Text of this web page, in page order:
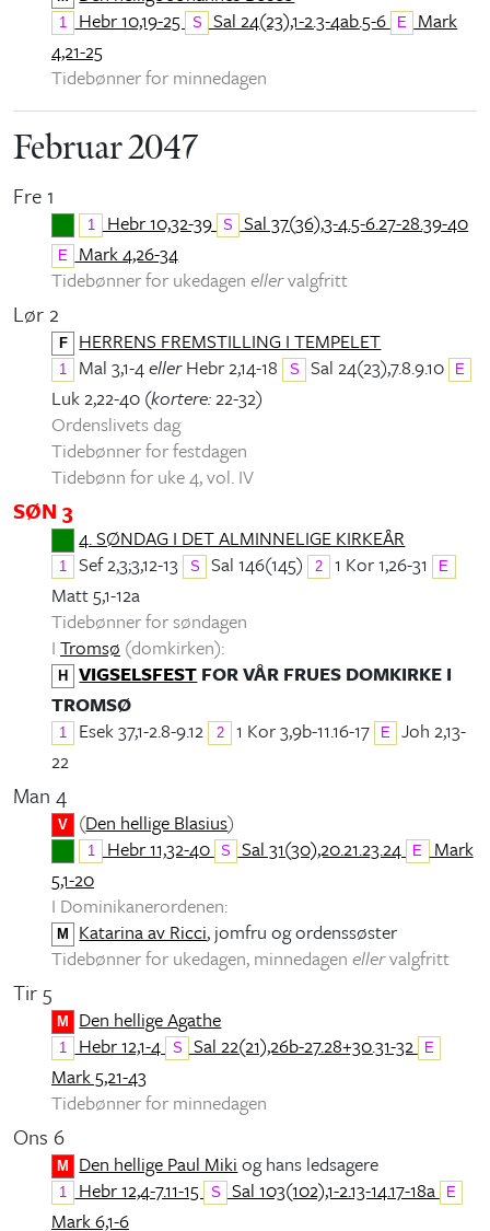
1 Hebr 10,19-25 S Sal 24(23),1-2.3-4ab.5-6 E
Mark
4,21-25
Tidebønner for minnedagen
Februar 2047
Fre 1
1 Hebr 10,32-39 S Sal 37(36),3-4.5-6.27-28.39-40
E
Mark 4,26-34
Tidebønner for ukedagen ellervalgfritt
Lør 2
F HERRENS FREMSTILLING I TEMPELET
1 Mal 3,1-4ellerHebr 2,14-18 S Sal 24(23),7.8.9.10 E
Luk 2,22-40 (kortere:22-32)
Ordenslivets dag
Tidebønner for festdagen
Tidebønn for uke 4, vol. IV
SØN 3
4. SØNDAG I DET ALMINNELIGE KIRKEÅR
1 Sef 2,3;3,12-13 S Sal 146(145) 2 1 Kor 1,26-31 E
Matt 5,1-12a
Tidebønner for søndagen
I Tromsø (domkirken):
H VIGSELSFEST FOR VÅR FRUES DOMKIRKE I
TROMSØ
1 Esek 37,1-2.8-9.12 2 1 Kor 3,9b-11.16-17 E
Joh 2,13-
22
Man 4
V (Den hellige Blasius)
1 Hebr 11,32-40 S Sal 31(30),20.21.23.24 E Mark
5,1-20
I Dominikanerordenen:
M Katarina av Ricci, jomfru og ordenssøster
Tidebønner for ukedagen, minnedagen ellervalgfritt
Tir 5
M Den hellige Agathe
1 Hebr 12,1-4 S Sal 22(21),26b-27.28+30.31-32 E
Mark 5,21-43
Tidebønner for minnedagen
Ons 6
M Den hellige Paul Miki og hans ledsagere
1 Hebr 12,4-7.11-15 S Sal 103(102),1-2.13-14.17-18a E
Mark 6,1-6